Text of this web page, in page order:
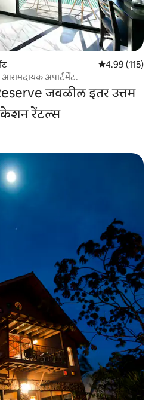
5 पैकी 4.99
4.99 (115)
आरामदायक अपार्टमेंट.
जवळील इतर उत्तम
रेंटल्स